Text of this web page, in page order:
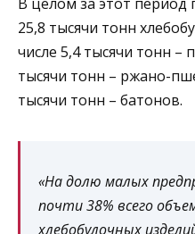
25,8 тысячи тонн
числе 5,4 тысячи тонн –
тысячи тонн – ржано-
тысячи тонн – батонов.
«На долю малых
почти 38% всего
хлебобулочных